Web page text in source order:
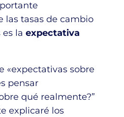
las tasas de cambio
la expectativa
«expectativas sobre
pensar
qué realmente?”
explicaré los